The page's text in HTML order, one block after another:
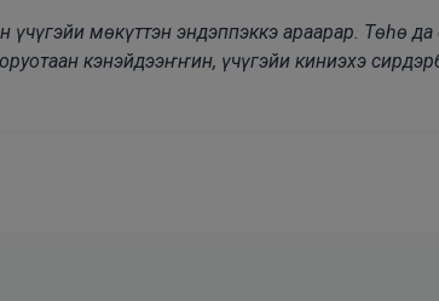
үчүгэйи мөкүттэн эндэппэккэ араарар.
кэнэйдээҥҥин, үчүгэйи киниэхэ